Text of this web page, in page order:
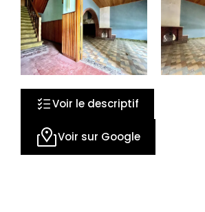
Voir le descriptif
Voir sur Google